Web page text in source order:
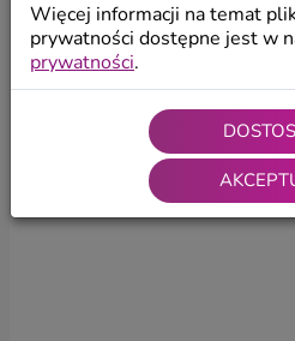
Więcej informacji na temat
prywatności dostępne jest w
prywatności.